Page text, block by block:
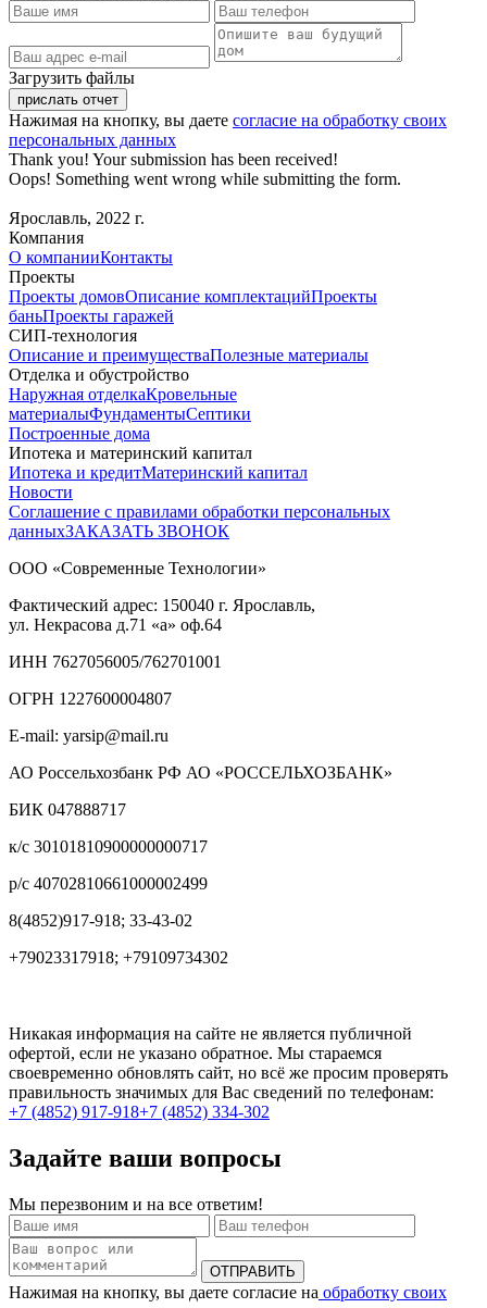
Загрузить файлы
Нажимая на кнопку, вы даете согласие на обработку своих
персональных данных
Thank you! Your submission has been received!
Oops! Something went wrong while submitting the form.
Ярославль, 2022 г.
Компания
О компанииКонтакты
Проекты
Проекты домовОписание комплектацийПроекты
баньПроекты гаражей
СИП-технология
Описание и преимуществаПолезные материалы
Отделка и обустройство
Наружная отделкаКровельные
материалыФундаментыСептики
Построенные дома
Ипотека и материнский капитал
Ипотека и кредитМатеринский капитал
Новости
Соглашение с правилами обработки персональных
данныхЗАКАЗАТЬ ЗВОНОК
ООО «Современные Технологии»
Фактический адрес: 150040 г. Ярославль,
ул. Некрасова д.71 «а» оф.64
ИНН 7627056005/762701001
ОГРН 1227600004807
E-mail: yarsip@mail.ru
АО Россельхозбанк РФ АО «РОССЕЛЬХОЗБАНК»
БИК 047888717
к/с 30101810900000000717
р/с 40702810661000002499
8(4852)917-918; 33-43-02
+79023317918; +79109734302
Никакая информация на сайте не является публичной
офертой, если не указано обратное. Мы стараемся
своевременно обновлять сайт, но всё же просим проверять
правильность значимых для Вас сведений по телефонам:
+7 (4852) 917-918+7 (4852) 334-302
Задайте ваши вопросы
Мы перезвоним и на все ответим!
Нажимая на кнопку, вы даете согласие на обработку своих